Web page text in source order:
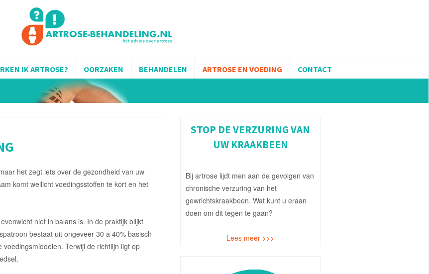
IK ARTROSE? OORZAKEN BEHANDELEN ARTROSE EN VOEDING CONTACT
het zegt iets over de gezondheid van uw
komt wellicht voedingsstoffen te kort en het
niet in balans is. In de praktijk blijkt
bestaat uit ongeveer 30 a 40% basisch
Terwijl de richtlijn ligt op
STOP DE VERZURING VAN
UW KRAAKBEEN
Bij artrose lijdt men aan de gevolgen van
chronische verzuring van het
gewrichtskraakbeen. Wat kunt u eraan
doen om dit tegen te gaan?
Lees meer >>>